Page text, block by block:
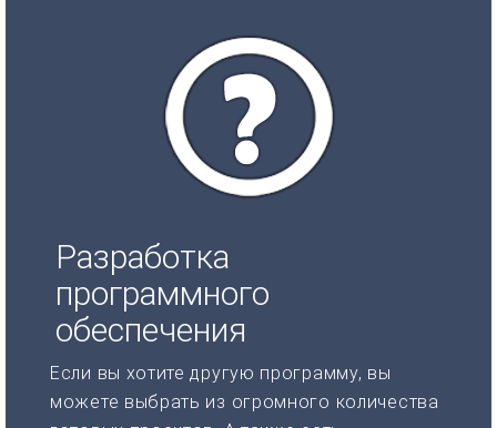
Разработка
программного
обеспечения
Если вы хотите другую программу, вы
можете выбрать из огромного количества